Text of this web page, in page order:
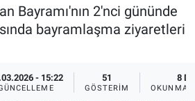
Bayramı'nın 2'nci gününde
bayramlaşma ziyaretleri
- 15:22 51
GÖSTERIM
8 DK
OKUNMA